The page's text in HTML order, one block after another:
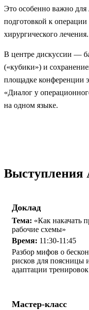
Это особенно важно
подготовкой к
хирургического лечения.
В центре дискуссии —
(«кубики») и
площадке конференции
«Диалог у
на одном языке.
Выступления
Доклад
Тема: «Как накачать
рабочие схемы»
Время: 11:30-11:45
Разбор мифов о
рисков для
адаптации
Мастер-класс